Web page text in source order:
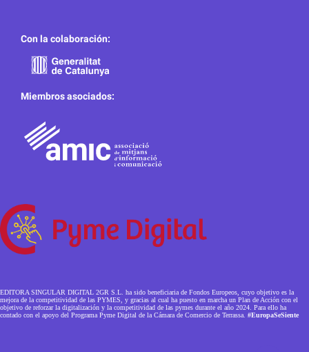
Con la colaboración:
Miembros asociados:
EDITORA SINGULAR DIGITAL 2GR S.L. ha sido beneficiaria de Fondos Europeos, cuyo objetivo es la
mejora de la competitividad de las PYMES, y gracias al cual ha puesto en marcha un Plan de Acción con el
objetivo de reforzar la digitalización y la competitividad de las pymes durante el año 2024. Para ello ha
contado con el apoyo del Programa Pyme Digital de la Cámara de Comercio de Terrassa. #EuropaSeSiente